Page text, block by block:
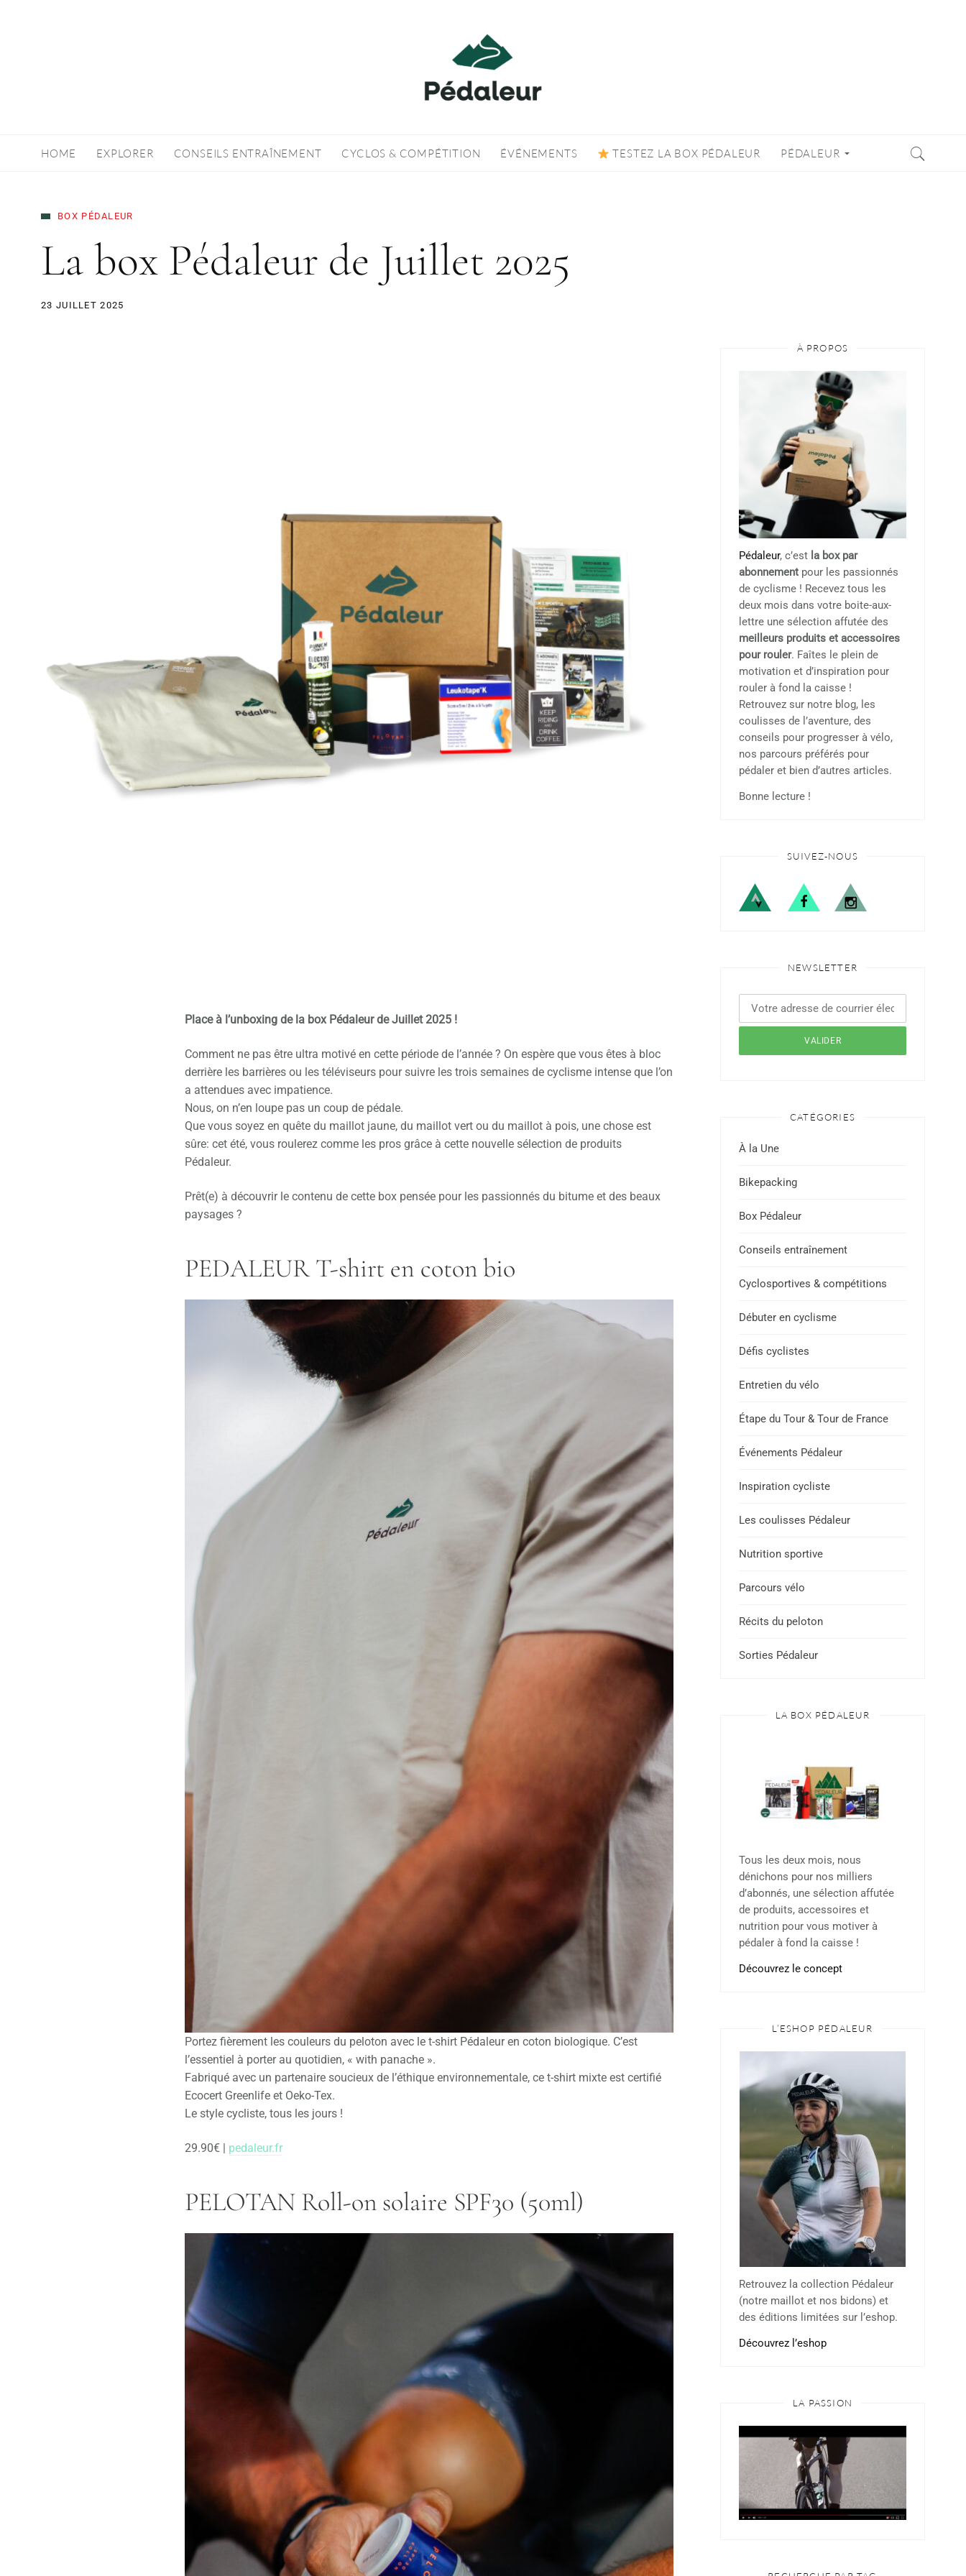
HOME EXPLORER CONSEILS ENTRAÎNEMENT CYCLOS & COMPÉTITION ÉVÉNEMENTS TESTEZ LA BOX PÉDALEUR PÉDALEUR
BOX PÉDALEUR
La box Pédaleur de Juillet 2025
23 JUILLET 2025
Place à l’unboxing de la box Pédaleur de Juillet 2025 !
Comment ne pas être ultra motivé en cette période de l’année ? On espère que vous êtes à bloc
derrière les barrières ou les téléviseurs pour suivre les trois semaines de cyclisme intense que l’on
a attendues avec impatience.
Nous, on n’en loupe pas un coup de pédale.
Que vous soyez en quête du maillot jaune, du maillot vert ou du maillot à pois, une chose est
sûre: cet été, vous roulerez comme les pros grâce à cette nouvelle sélection de produits
Pédaleur.
Prêt(e) à découvrir le contenu de cette box pensée pour les passionnés du bitume et des beaux
paysages ?
PEDALEUR T-shirt en coton bio
Portez fièrement les couleurs du peloton avec le t-shirt Pédaleur en coton biologique. C’est
l’essentiel à porter au quotidien, « with panache ».
Fabriqué avec un partenaire soucieux de l’éthique environnementale, ce t-shirt mixte est certifié
Ecocert Greenlife et Oeko-Tex.
Le style cycliste, tous les jours !
29.90€ | pedaleur.fr
PELOTAN Roll-on solaire SPF30 (50ml)
À PROPOS
Pédaleur, c’est la box par
abonnement pour les passionnés
de cyclisme ! Recevez tous les
deux mois dans votre boite-aux-
lettre une sélection affutée des
meilleurs produits et accessoires
pour rouler. Faîtes le plein de
motivation et d’inspiration pour
rouler à fond la caisse !
Retrouvez sur notre blog, les
coulisses de l’aventure, des
conseils pour progresser à vélo,
nos parcours préférés pour
pédaler et bien d’autres articles.
Bonne lecture !
SUIVEZ-NOUS
NEWSLETTER
CATÉGORIES
À la Une
Bikepacking
Box Pédaleur
Conseils entraînement
Cyclosportives & compétitions
Débuter en cyclisme
Défis cyclistes
Entretien du vélo
Étape du Tour & Tour de France
Événements Pédaleur
Inspiration cycliste
Les coulisses Pédaleur
Nutrition sportive
Parcours vélo
Récits du peloton
Sorties Pédaleur
LA BOX PÉDALEUR
Tous les deux mois, nous
dénichons pour nos milliers
d’abonnés, une sélection affutée
de produits, accessoires et
nutrition pour vous motiver à
pédaler à fond la caisse !
Découvrez le concept
L’ESHOP PÉDALEUR
Retrouvez la collection Pédaleur
(notre maillot et nos bidons) et
des éditions limitées sur l’eshop.
Découvrez l’eshop
LA PASSION